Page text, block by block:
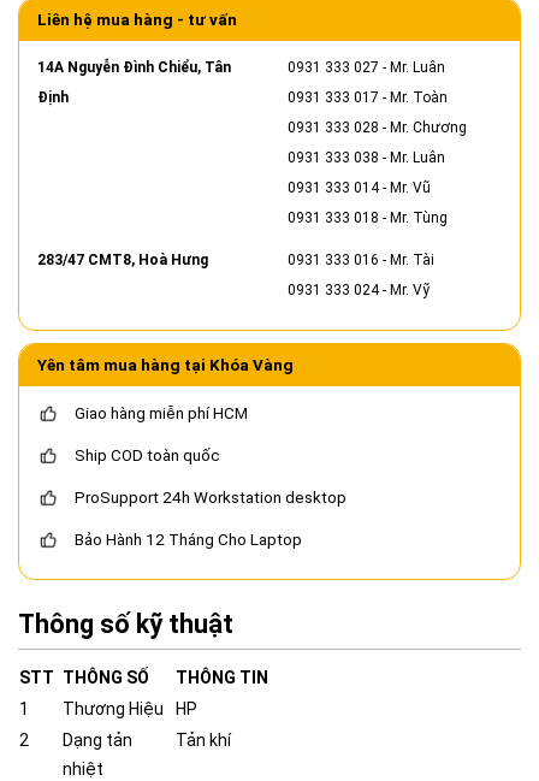
Liên hệ mua hàng - tư vấn
14A Nguyễn Đình Chiểu, Tân
Định
0931 333 027 - Mr. Luân
0931 333 017 - Mr. Toàn
0931 333 028 - Mr. Chương
0931 333 038 - Mr. Luân
0931 333 014- Mr. Vũ
0931 333 018 - Mr. Tùng
283/47 CMT8, Hoà Hưng 0931 333 016 - Mr. Tài
0931 333 024- Mr. Vỹ
Yên tâm mua hàng tại Khóa Vàng
Giao hàng miễn phí HCM
Ship COD toàn quốc
ProSupport 24h Workstation desktop
Bảo Hành 12 Tháng Cho Laptop
Thông số kỹ thuật
STT THÔNG SỐ
THÔNG TIN
1
Thương Hiệu
HP
2
Dạng tản
nhiệt
Tản khí